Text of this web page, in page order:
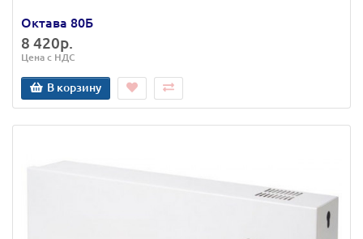
Октава 80Б
8 420р.
Цена с НДС
В корзину